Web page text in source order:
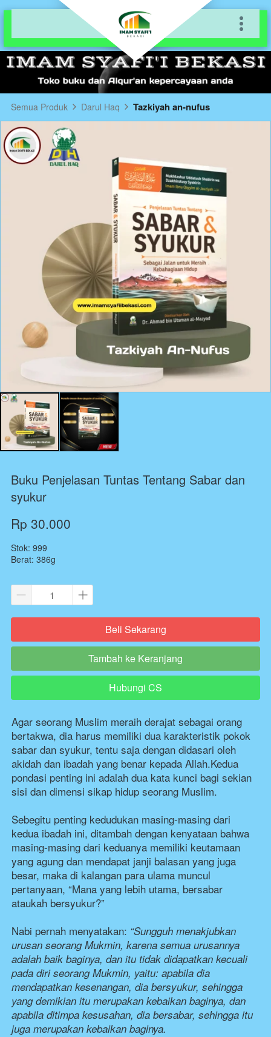
Semua Produk Darul Haq Tazkiyah an-nufus
Buku Penjelasan Tuntas Tentang Sabar dan
syukur
Rp 30.000
Stok: 999
Berat: 386g
`Beli Sekarang
`
Tambah ke Keranjang
`Hubungi CS
Agar seorang Muslim meraih derajat sebagai orang
bertakwa, dia harus memiliki dua karakteristik pokok
sabar dan syukur, tentu saja dengan didasari oleh
akidah dan ibadah yang benar kepada Allah.Kedua
pondasi penting ini adalah dua kata kunci bagi sekian
sisi dan dimensi sikap hidup seorang Muslim.
Sebegitu penting kedudukan masing-masing dari
kedua ibadah ini, ditambah dengan kenyataan bahwa
masing-masing dari keduanya memiliki keutamaan
yang agung dan mendapat janji balasan yang juga
besar, maka di kalangan para ulama muncul
pertanyaan, “Mana yang lebih utama, bersabar
ataukah bersyukur?”
Nabi pernah menyatakan: “Sungguh menakjubkan
urusan seorang Mukmin, karena semua urusannya
adalah baik baginya, dan itu tidak didapatkan kecuali
pada diri seorang Mukmin, yaitu: apabila dia
mendapatkan kesenangan, dia bersyukur, sehingga
yang demikian itu merupakan kebaikan baginya, dan
apabila ditimpa kesusahan, dia bersabar, sehingga itu
juga merupakan kebaikan baginya.